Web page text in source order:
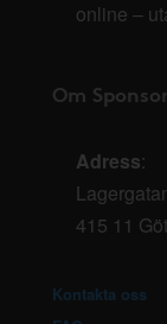
online –
Om
Adress:
415 11
Kontakta oss